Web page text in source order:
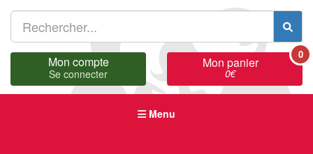
Mon compte
Se connecter
Mon panier
0€
0
Menu